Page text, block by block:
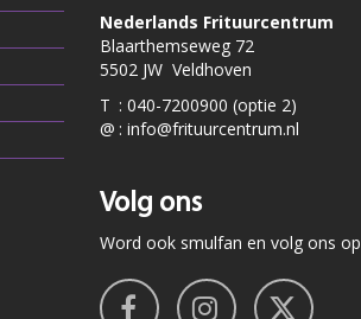
Nederlands Frituurcentrum
Blaarthemseweg 72
5502 JW Veldhoven
T : 040-7200900 (optie 2)
@ : info@frituurcentrum.nl
Volg ons
Word ook smulfan en volg ons op